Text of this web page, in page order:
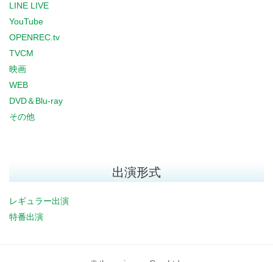
LINE LIVE
YouTube
OPENREC.tv
TVCM
映画
WEB
DVD＆Blu-ray
その他
出演形式
レギュラー出演
特番出演